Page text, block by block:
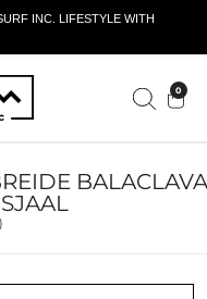
INC. LIFESTYLE WITH
0
BALACLAVA